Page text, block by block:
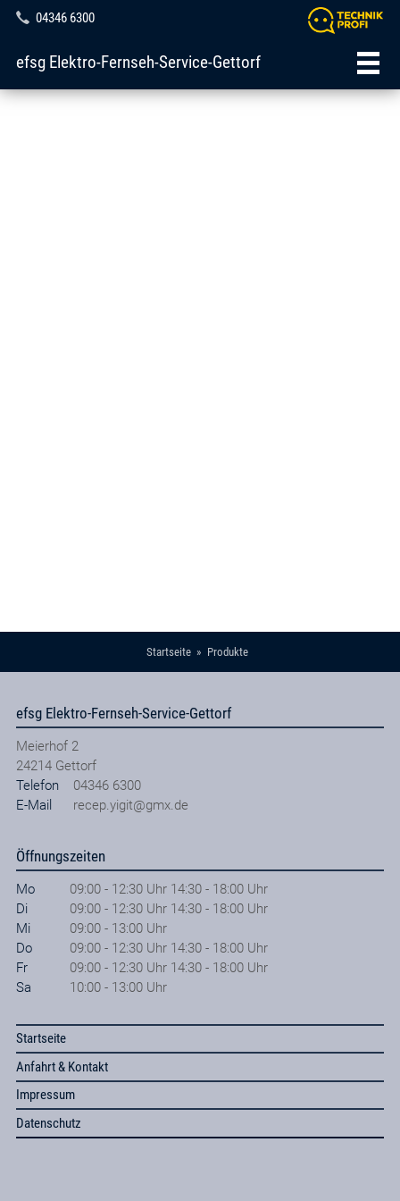
04346 6300
efsg Elektro-Fernseh-Service-Gettorf
Startseite Produkte
efsg Elektro-Fernseh-Service-Gettorf
Meierhof 2
24214 Gettorf
Telefon
04346 6300
E-Mail
recep.yigit@gmx.de
Öffnungszeiten
Mo
09:00 - 12:30 Uhr 14:30 - 18:00 Uhr
Di
09:00 - 12:30 Uhr 14:30 - 18:00 Uhr
Mi
09:00 - 13:00 Uhr
Do
09:00 - 12:30 Uhr 14:30 - 18:00 Uhr
Fr
09:00 - 12:30 Uhr 14:30 - 18:00 Uhr
Sa
10:00 - 13:00 Uhr
Startseite
Anfahrt & Kontakt
Impressum
Datenschutz